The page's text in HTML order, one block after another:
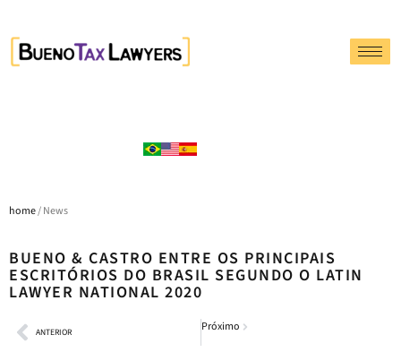
home/ News
BUENO & CASTRO ENTRE OS PRINCIPAIS
ESCRITÓRIOS DO BRASIL SEGUNDO O LATIN
LAWYER NATIONAL 2020
ANTERIOR Próximo